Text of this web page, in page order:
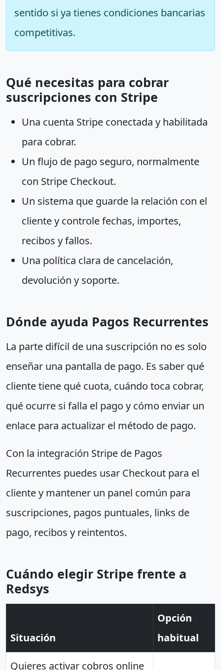
sentido si ya tienes condiciones bancarias
competitivas.
Qué necesitas para cobrar
suscripciones con Stripe
Una cuenta Stripe conectada y habilitada
para cobrar.
Un flujo de pago seguro, normalmente
con Stripe Checkout.
Un sistema que guarde la relación con el
cliente y controle fechas, importes,
recibos y fallos.
Una política clara de cancelación,
devolución y soporte.
Dónde ayuda Pagos Recurrentes
La parte difícil de una suscripción no es solo
enseñar una pantalla de pago. Es saber qué
cliente tiene qué cuota, cuándo toca cobrar,
qué ocurre si falla el pago y cómo enviar un
enlace para actualizar el método de pago.
Con la integración Stripe de Pagos
Recurrentes puedes usar Checkout para el
cliente y mantener un panel común para
suscripciones, pagos puntuales, links de
pago, recibos y reintentos.
Cuándo elegir Stripe frente a
Redsys
Situación
Opción
habitual
Quieres activar cobros online